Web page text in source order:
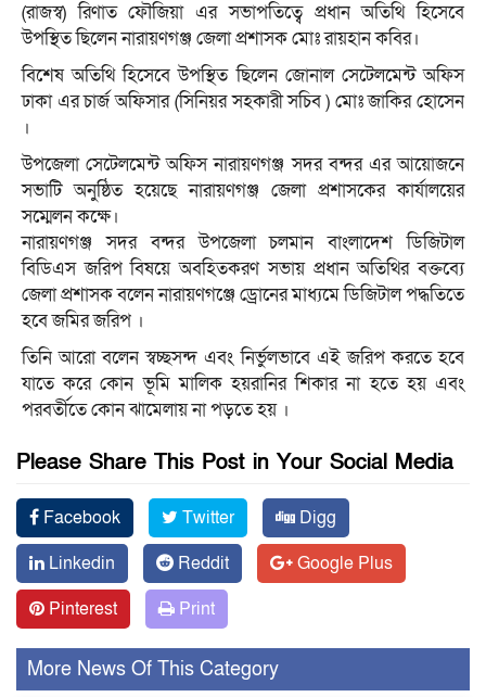
(রাজস্ব) রিণাত ফৌজিয়া এর সভাপতিত্বে প্রধান অতিথি হিসেবে
উপস্থিত ছিলেন নারায়ণগঞ্জ জেলা প্রশাসক মোঃ রায়হান কবির।
বিশেষ অতিথি হিসেবে উপস্থিত ছিলেন জোনাল সেটেলমেন্ট অফিস
ঢাকা এর চার্জ অফিসার (সিনিয়র সহকারী সচিব ) মোঃ জাকির হোসেন
।
উপজেলা সেটেলমেন্ট অফিস নারায়ণগঞ্জ সদর বন্দর এর আয়োজনে
সভাটি অনুষ্ঠিত হয়েছে নারায়ণগঞ্জ জেলা প্রশাসকের কার্যালয়ের
সম্মেলন কক্ষে।
নারায়ণগঞ্জ সদর বন্দর উপজেলা চলমান বাংলাদেশ ডিজিটাল
বিডিএস জরিপ বিষয়ে অবহিতকরণ সভায় প্রধান অতিথির বক্তব্যে
জেলা প্রশাসক বলেন নারায়ণগঞ্জে ড্রোনের মাধ্যমে ডিজিটাল পদ্ধতিতে
হবে জমির জরিপ ।
তিনি আরো বলেন স্বচ্ছসন্দ এবং নির্ভুলভাবে এই জরিপ করতে হবে
যাতে করে কোন ভূমি মালিক হয়রানির শিকার না হতে হয় এবং
পরবর্তীতে কোন ঝামেলায় না পড়তে হয় ।
Please Share This Post in Your Social Media
Facebook Twitter
Digg
Linkedin
Reddit
Google Plus
Pinterest
Print
More News Of This Category